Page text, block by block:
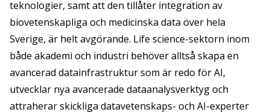
teknologier, samt att den tillåter integration av
biovetenskapliga och medicinska data över hela
Sverige, är helt avgörande. Life science-sektorn inom
både akademi och industri behöver alltså skapa en
avancerad datainfrastruktur som är redo för AI,
utvecklar nya avancerade dataanalysverktyg och
attraherar skickliga datavetenskaps- och AI-experter